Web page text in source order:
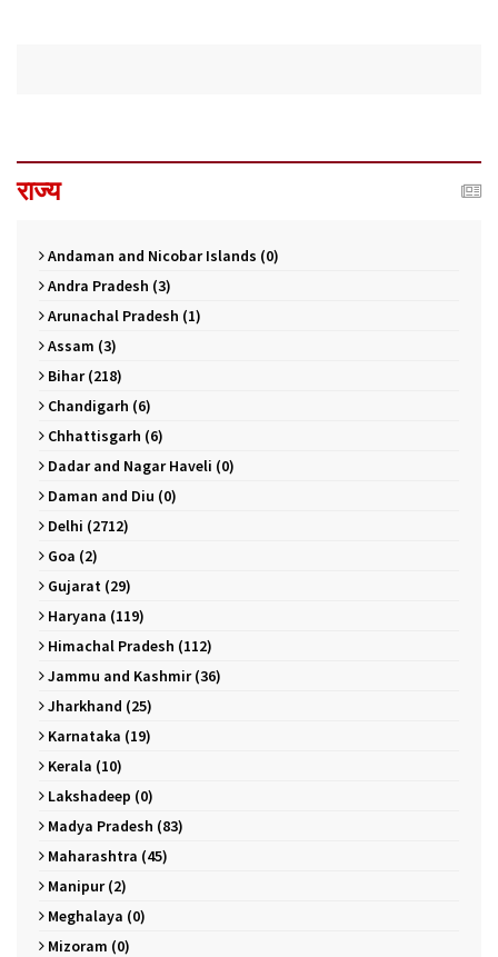
राज्य
Andaman and Nicobar Islands (0)
Andra Pradesh (3)
Arunachal Pradesh (1)
Assam (3)
Bihar (218)
Chandigarh (6)
Chhattisgarh (6)
Dadar and Nagar Haveli (0)
Daman and Diu (0)
Delhi (2712)
Goa (2)
Gujarat (29)
Haryana (119)
Himachal Pradesh (112)
Jammu and Kashmir (36)
Jharkhand (25)
Karnataka (19)
Kerala (10)
Lakshadeep (0)
Madya Pradesh (83)
Maharashtra (45)
Manipur (2)
Meghalaya (0)
Mizoram (0)